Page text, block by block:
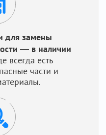
для замены
— в наличии
всегда есть
части и